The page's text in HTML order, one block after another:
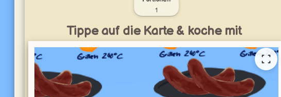
1
Tippe auf die Karte & koche mit